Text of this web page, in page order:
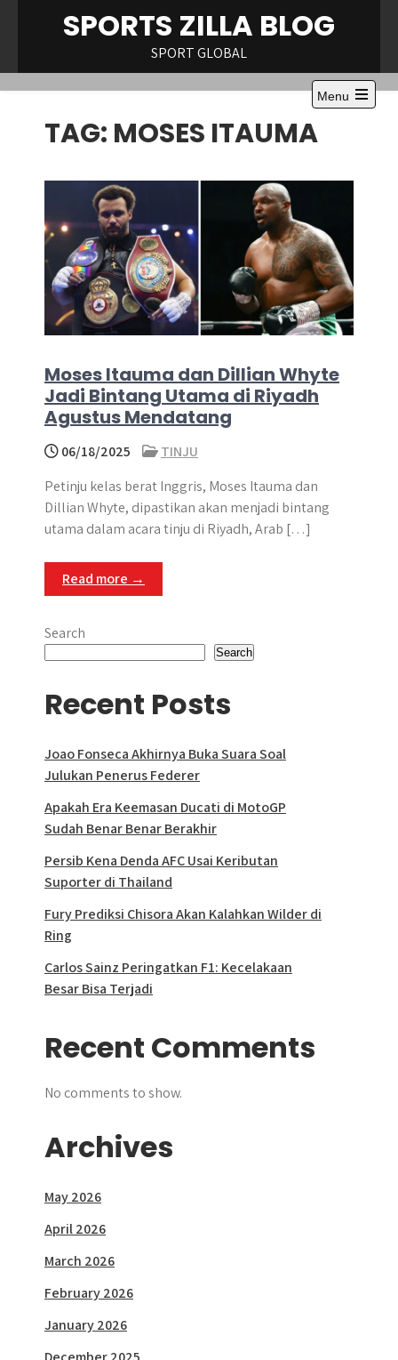
SPORTS ZILLA BLOG
SPORT GLOBAL
Menu
Open
TAG: MOSES ITAUMA
Moses Itauma dan Dillian Whyte
Jadi Bintang Utama di Riyadh
Agustus Mendatang
06/18/2025
TINJU
Petinju kelas berat Inggris, Moses Itauma dan
Dillian Whyte, dipastikan akan menjadi bintang
utama dalam acara tinju di Riyadh, Arab […]
Read more →
Search
Search
Recent Posts
Joao Fonseca Akhirnya Buka Suara Soal
Julukan Penerus Federer
Apakah Era Keemasan Ducati di MotoGP
Sudah Benar Benar Berakhir
Persib Kena Denda AFC Usai Keributan
Suporter di Thailand
Fury Prediksi Chisora Akan Kalahkan Wilder di
Ring
Carlos Sainz Peringatkan F1: Kecelakaan
Besar Bisa Terjadi
Recent Comments
No comments to show.
Archives
May 2026
April 2026
March 2026
February 2026
January 2026